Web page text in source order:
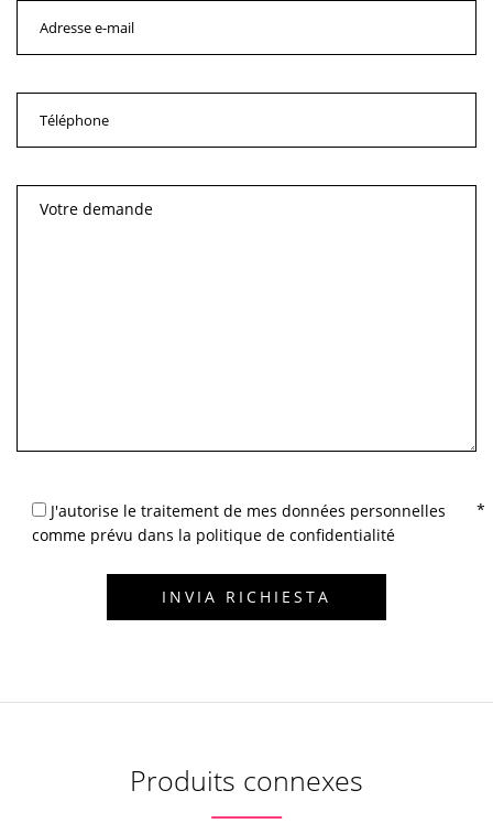
J'autorise le traitement de mes données personnelles
comme prévu dans la politique de confidentialité
Produits connexes